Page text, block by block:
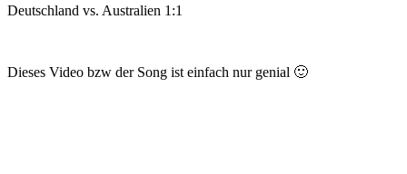
Deutschland vs. Australien 1:1
Dieses Video bzw der Song ist einfach nur genial 🙂